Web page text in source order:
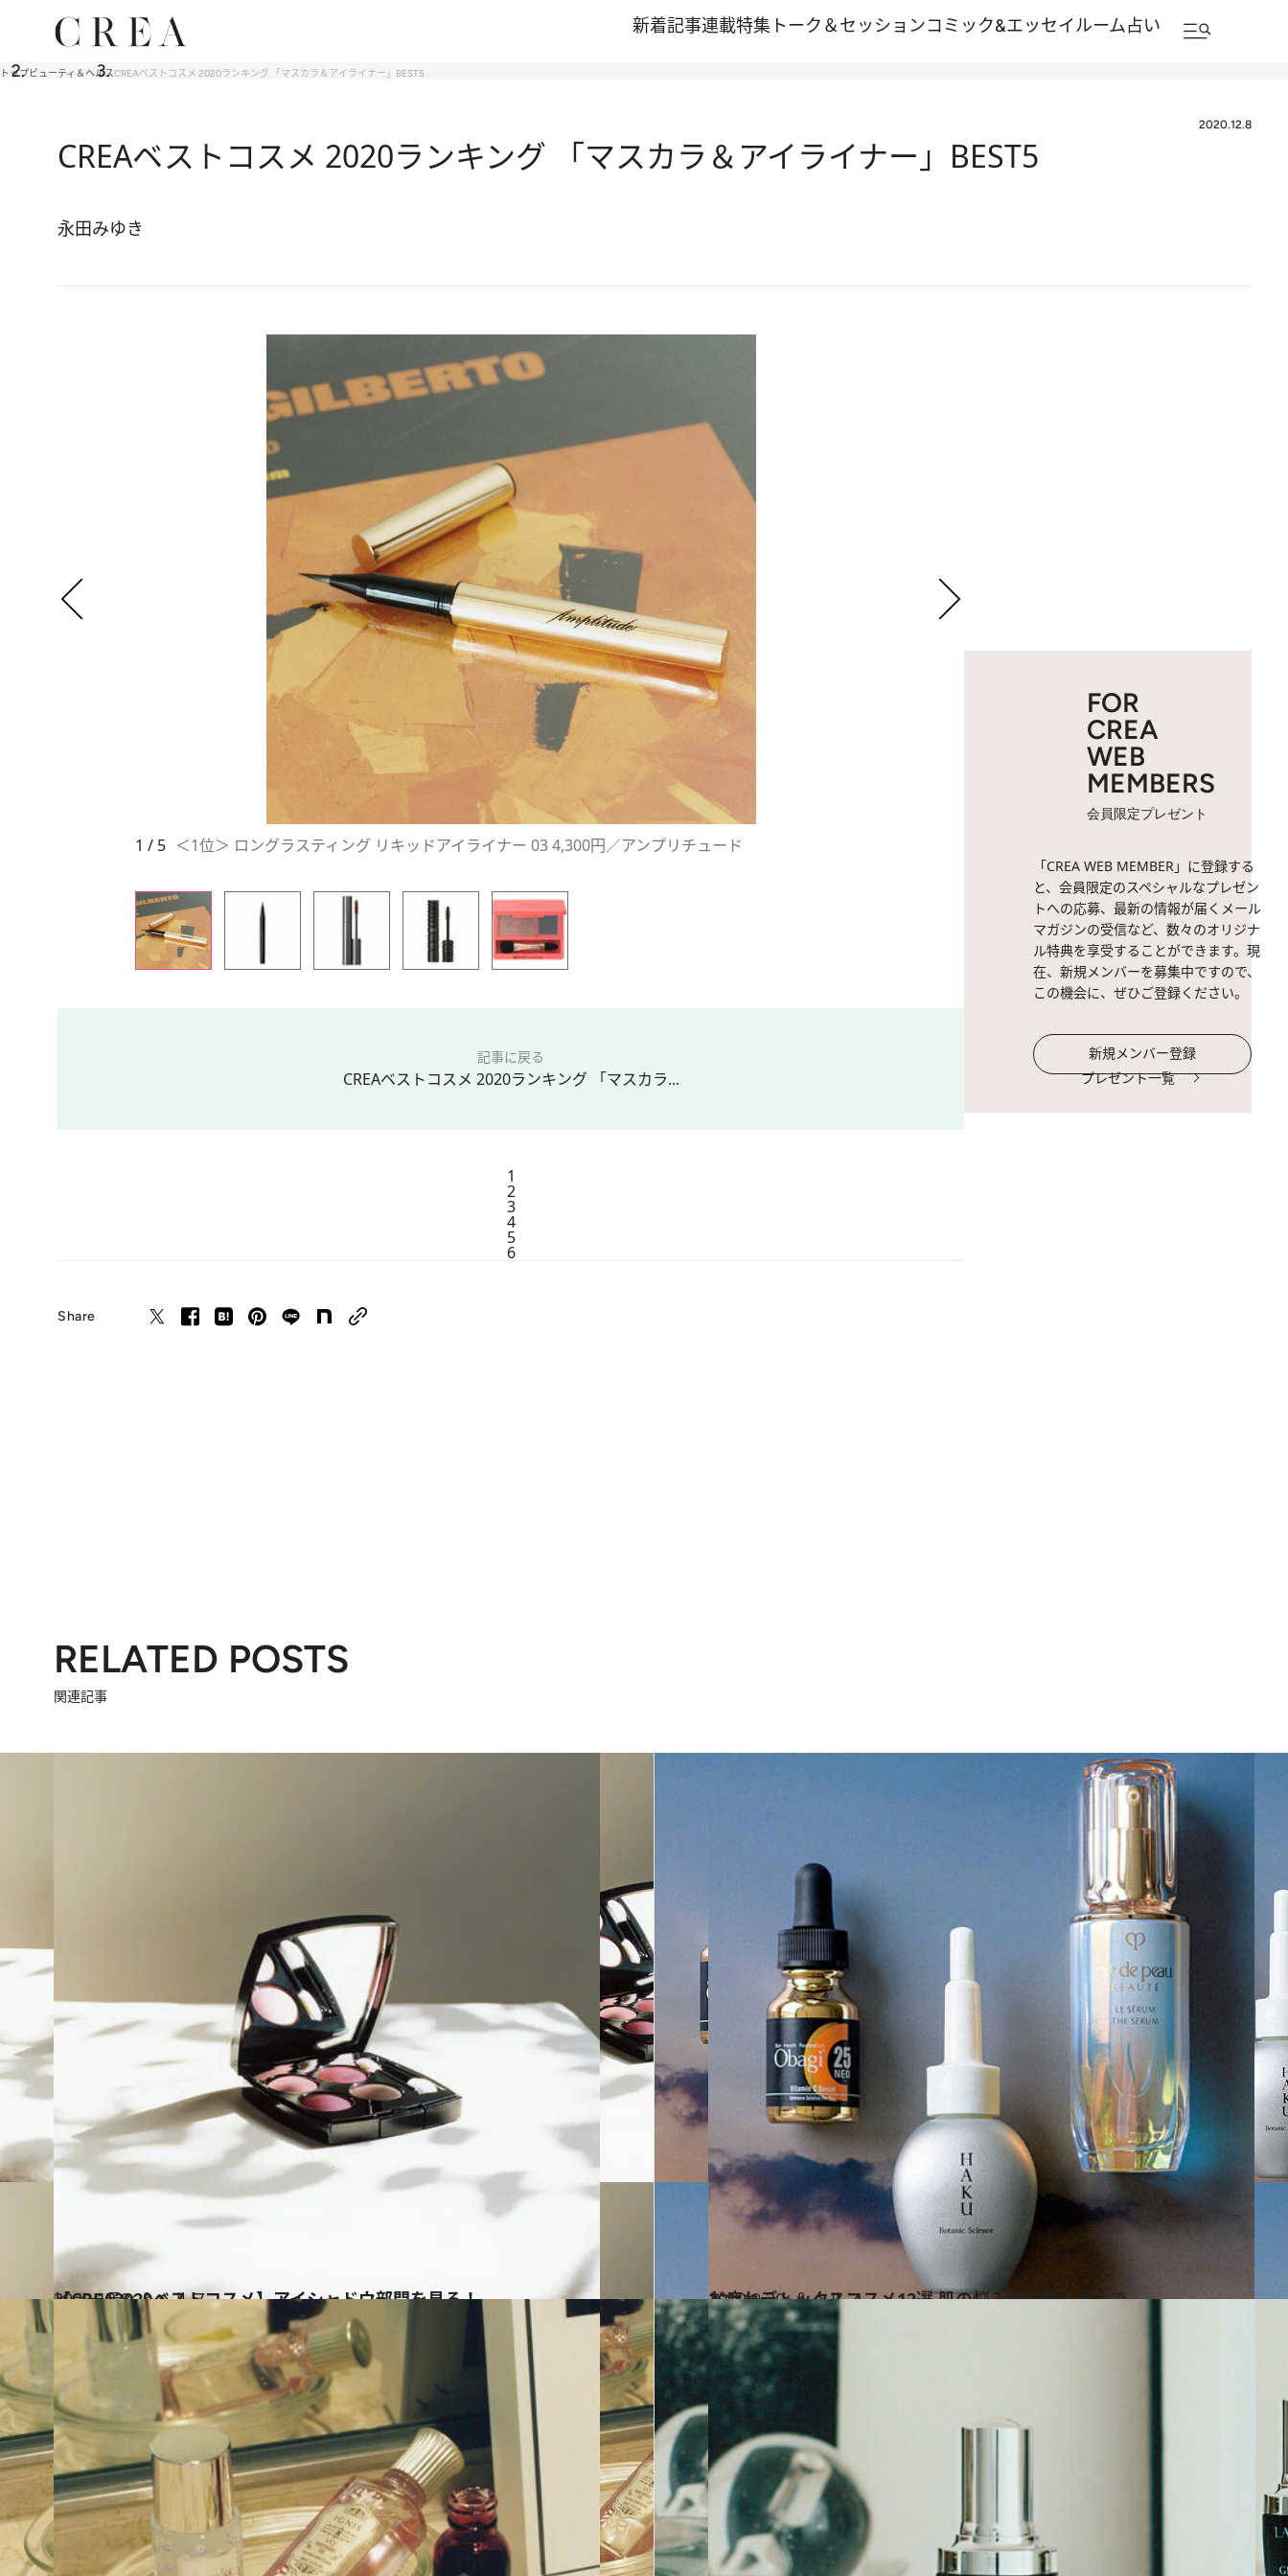
新着記事連載特集 トーク＆セッションコミック&エッセイルーム占い
トップビューティ＆ヘルスCREAベストコスメ 2020ランキング 「マスカラ＆アイライナー」BEST5
2020.12.8
CREAベストコスメ 2020ランキング 「マスカラ＆アイライナー」BEST5
永田みゆき
1 / 5 ＜1位＞ ロングラスティング リキッドアイライナー 03 4,300円／アンプリチュード
記事に戻る
CREAベストコスメ 2020ランキング 「マスカラ...
1
2
3
4
5
6
Share
FOR
CREA
WEB
MEMBERS
会員限定プレゼント
「CREA WEB MEMBER」に登録する
と、会員限定のスペシャルなプレゼン
トへの応募、最新の情報が届くメール
マガジンの受信など、数々のオリジナ
ル特典を享受することができます。現
在、新規メンバーを募集中ですので、
この機会に、ぜひご登録ください。
新規メンバー登録
プレゼント一覧
RELATED POSTS
関連記事
2020.12.8
【CREA2020ベストコスメ】アイシャドウ部門を見る！
ビューティ＆ヘルス 2019.9.30
お疲れデトックスコスメ12選 肌の悩み別に賢く選んで
ビューティ＆ヘルス